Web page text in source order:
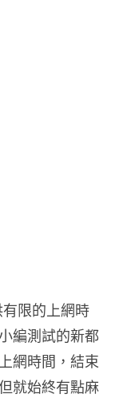
限的上網時
編測試的新都
網時間，結束
就始終有點麻